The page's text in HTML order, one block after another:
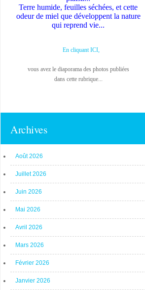
Terre humide, feuilles séchées, et cette
odeur de miel que développent la nature
qui reprend vie...
En cliquant ICI,
vous avez le diaporama des photos publiées
dans cette rubrique...
Archives
Août 2026
Juillet 2026
Juin 2026
Mai 2026
Avril 2026
Mars 2026
Février 2026
Janvier 2026